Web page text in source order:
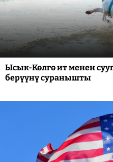
Ысык-Көлгө ит менен
берүүнү суранышты